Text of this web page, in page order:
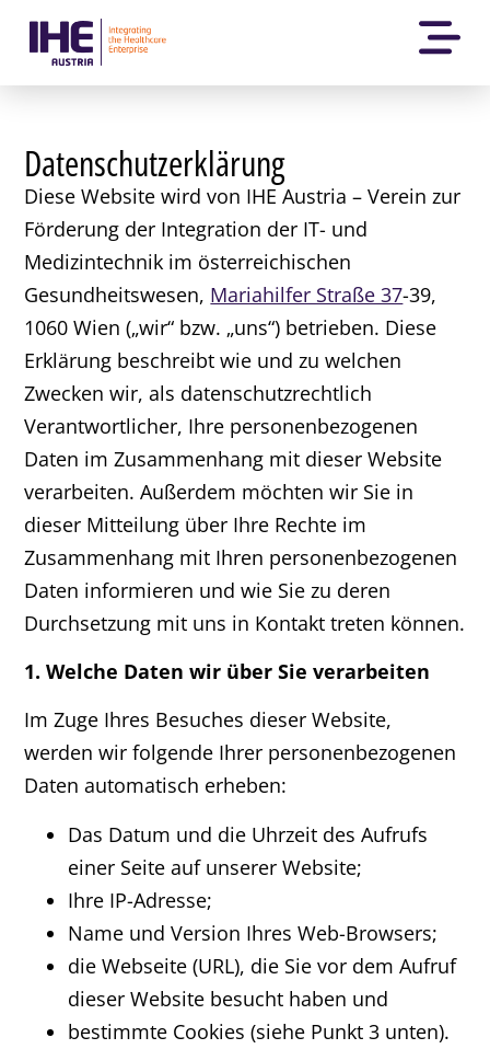
Datenschutzerklärung
Diese Website wird von IHE Austria – Verein zur
Förderung der Integration der IT- und
Medizintechnik im österreichischen
Gesundheitswesen, Mariahilfer Straße 37-39,
1060 Wien („wir“ bzw. „uns“) betrieben. Diese
Erklärung beschreibt wie und zu welchen
Zwecken wir, als datenschutzrechtlich
Verantwortlicher, Ihre personenbezogenen
Daten im Zusammenhang mit dieser Website
verarbeiten. Außerdem möchten wir Sie in
dieser Mitteilung über Ihre Rechte im
Zusammenhang mit Ihren personenbezogenen
Daten informieren und wie Sie zu deren
Durchsetzung mit uns in Kontakt treten können.
1. Welche Daten wir über Sie verarbeiten
Im Zuge Ihres Besuches dieser Website,
werden wir folgende Ihrer personenbezogenen
Daten automatisch erheben:
Das Datum und die Uhrzeit des Aufrufs
einer Seite auf unserer Website;
Ihre IP-Adresse;
Name und Version Ihres Web-Browsers;
die Webseite (URL), die Sie vor dem Aufruf
dieser Website besucht haben und
bestimmte Cookies (siehe Punkt 3 unten).